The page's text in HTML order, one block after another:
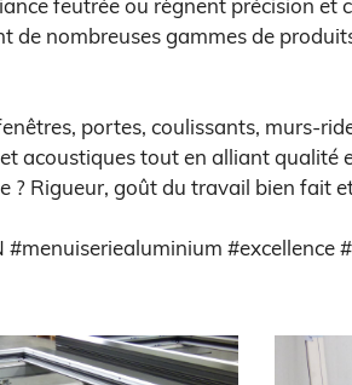
feutrée ou règnent précision et
de nombreuses gammes de
portes, coulissants, murs-
acoustiques tout en alliant qualité
? Rigueur, goût du travail bien fait
#excellence